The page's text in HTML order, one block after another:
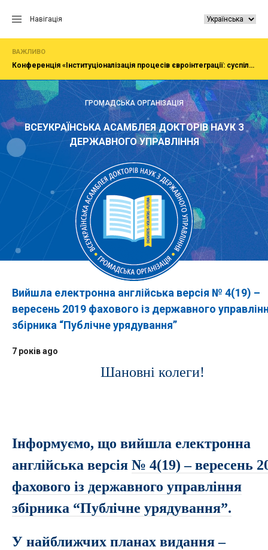
Навігація
ВАЖЛИВО
Конференція «Інституціоналізація процесів євроінтеграції: суспільство, економіка, адміністрування»
ГРОМАДСЬКА ОРГАНІЗАЦІЯ
ВСЕУКРАЇНСЬКА АСАМБЛЕЯ ДОКТОРІВ НАУК З
ДЕРЖАВНОГО УПРАВЛІННЯ
Вийшла електронна англійська версія № 4(19) –
вересень 2019 фахового із державного
збірника “Публічне урядування”
7 років ago
Шановні колеги!
Інформуємо, що вийшла електронна
англійська версія № 4(19) – вересень
фахового із державного управління
збірника “Публічне урядування”.
У найближчих планах видання –